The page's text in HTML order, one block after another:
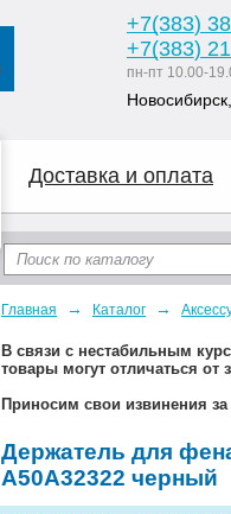
+7(383)
+7(383)
пн-пт 10.00-
Доставка и оплата
Главная → Каталог →
В связи с нестабильным
товары могут отличаться от
Приносим свои извинения
Держатель для
A50A32322 черный